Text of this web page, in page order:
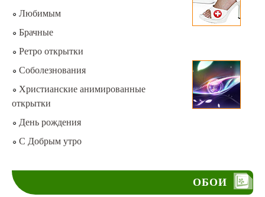
Любимым
Брачные
Ретро открытки
Соболезнования
Христианские анимированные
открытки
День рождения
С Добрым утро
ОБОИ